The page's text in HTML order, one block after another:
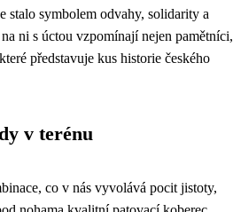
stalo symbolem odvahy, solidarity a
ni s úctou vzpomínají nejen pamětníci,
představuje kus historie českého
v terénu
co v nás vyvolává pocit jistoty,